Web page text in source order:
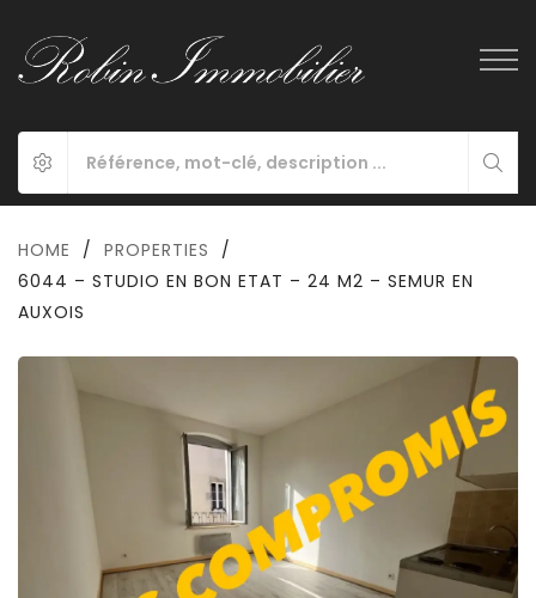
HOME / PROPERTIES
/
6044 – STUDIO EN BON ETAT – 24 M2 – SEMUR EN
AUXOIS